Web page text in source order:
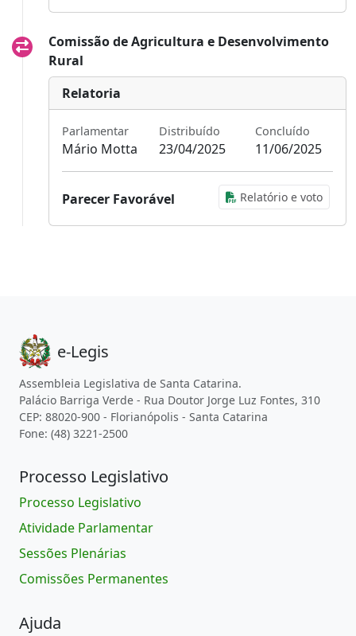
Comissão de Agricultura e Desenvolvimento
Rural
Relatoria
Parlamentar Distribuído Concluído
Mário Motta 23/04/2025 11/06/2025
Parecer Favorável Relatório e voto
e-Legis
Assembleia Legislativa de Santa Catarina.
Palácio Barriga Verde - Rua Doutor Jorge Luz Fontes, 310
CEP: 88020-900 - Florianópolis - Santa Catarina
Fone: (48) 3221-2500
Processo Legislativo
Processo Legislativo
Atividade Parlamentar
Sessões Plenárias
Comissões Permanentes
Ajuda